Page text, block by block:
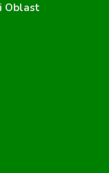
Oblast